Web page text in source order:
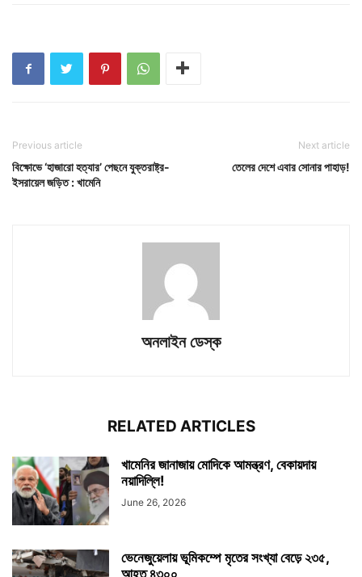
Previous article
বিক্ষোভে ‘হাজারো হত্যার’ পেছনে যুক্তরাষ্ট্র-
ইসরায়েল জড়িত : খামেনি
Next article
তেলের দেশে এবার সোনার পাহাড়!
অনলাইন ডেস্ক
RELATED ARTICLES
খামেনির জানাজায় মোদিকে আমন্ত্রণ, বেকায়দায়
নয়াদিল্লি!
June 26, 2026
ভেনেজুয়েলায় ভূমিকম্পে মৃতের সংখ্যা বেড়ে ২৩৫,
আহত ৪৩০০